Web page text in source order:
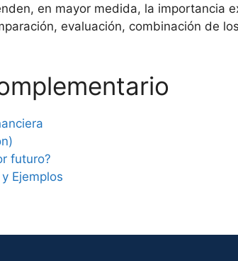
en mayor medida, la importancia
evaluación, combinación de
futuro?
Ejemplos